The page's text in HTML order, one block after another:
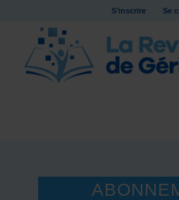
S’inscrire Se